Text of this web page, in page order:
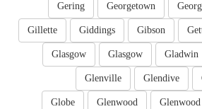
Georgetown
Gering
Gibson
Giddings
Gillette
Gladwin
Glasgow
Glasgow
Glendive
Glenville
Glenwood
Glenwood
Globe